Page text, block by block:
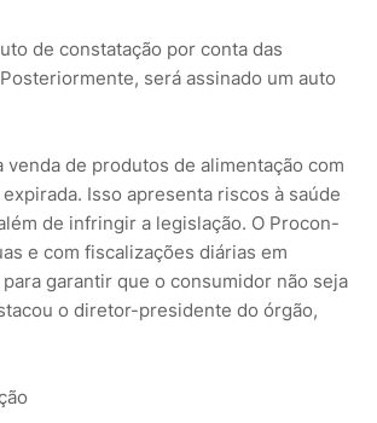
de constatação por conta das
será assinado um auto
venda de produtos de alimentação com
Isso apresenta riscos à saúde
de infringir a legislação. O Procon-
e com fiscalizações diárias em
garantir que o consumidor não seja
o diretor-presidente do órgão,